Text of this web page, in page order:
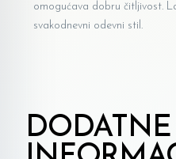
omogućava dobru čitljivost.
svakodnevni odevni stil.
DODATNE